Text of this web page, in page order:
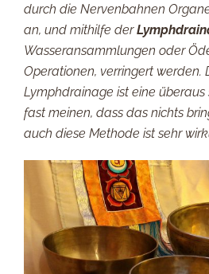
durch die Nervenbahnen
an, und mithilfe der
Wasseransammlungen oder
Operationen, verringert werden.
Lymphdrainage ist eine
fast meinen, dass das nichts
auch diese Methode ist sehr